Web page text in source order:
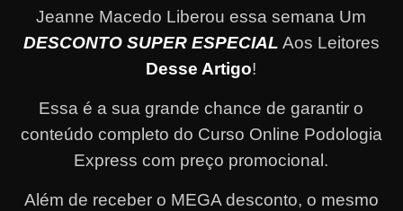
Jeanne Macedo Liberou essa semana Um
DESCONTO SUPER ESPECIAL Aos Leitores
Desse Artigo!
Essa é a sua grande chance de garantir o
conteúdo completo do Curso Online Podologia
Express com preço promocional.
Além de receber o MEGA desconto, o mesmo